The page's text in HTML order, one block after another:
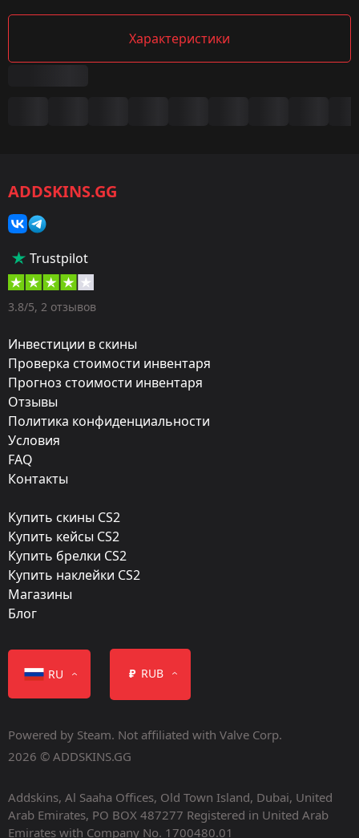
Характеристики
Категория:
Скины
Штурмовые винтовки
Оружие:
Exterior:
После полевых испытаний
Добро пожаловать в джунгли
Finish catalog:
1001
Популярность:
35 %
Дата релиза:
ADDSKINS.GG
Trustpilot
3.8/5, 2 отзывов
Инвестиции в скины
Проверка стоимости инвентаря
Прогноз стоимости инвентаря
Отзывы
Политика конфиденциальности
Условия
FAQ
Контакты
Купить скины CS2
Купить кейсы CS2
Купить брелки CS2
Купить наклейки CS2
Магазины
Блог
RU ₽ RUB
Powered by Steam. Not affiliated with Valve Corp.
2026 © ADDSKINS.GG
Addskins, Al Saaha Offices, Old Town Island, Dubai, United
Arab Emirates, PO BOX 487277 Registered in United Arab
Emirates with Company No. 1700480.01